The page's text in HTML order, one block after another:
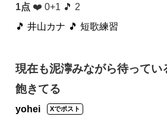
1点 ❤️ 0+1 🎵 2
🎵 井山カナ 🎵 短歌練習
現在も泥濘みながら待ってい
飽きてる
yohei Xでポスト